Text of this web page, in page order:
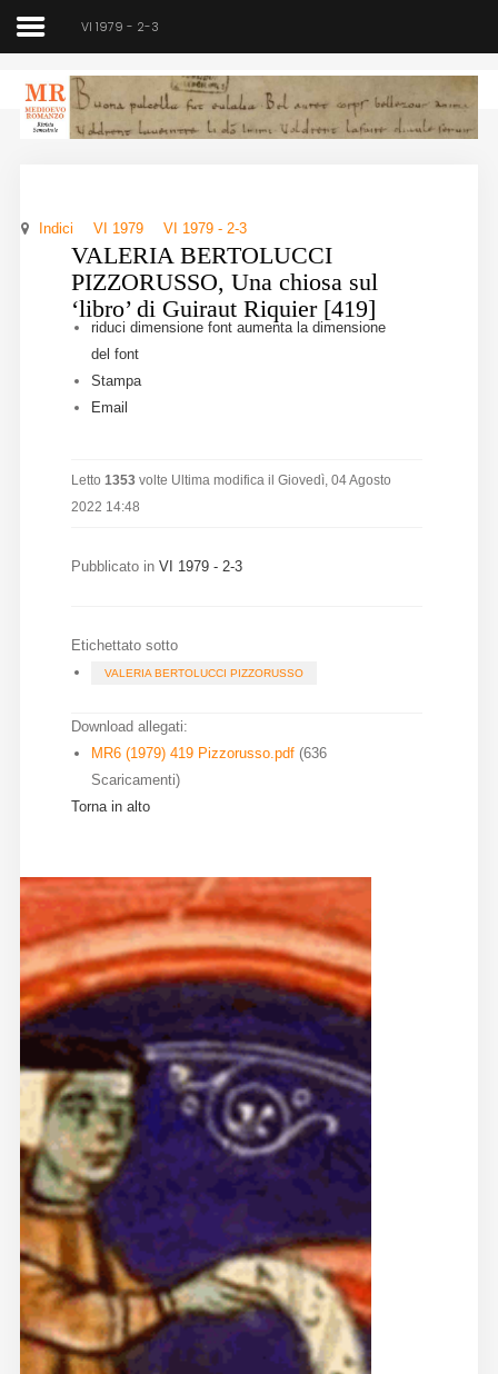
Medioevo Romanzo
Home
Chi siamo
Direzione
Indici
Norme
direzione@medioevoromanzo.it
VI 1979 - 2-3
Indici VI 1979 VI 1979 - 2-3
VALERIA BERTOLUCCI
PIZZORUSSO, Una chiosa sul
‘libro’ di Guiraut Riquier [419]
riduci dimensione font aumenta la dimensione
del font
Stampa
Email
Letto 1353volte Ultima modifica il Giovedì, 04 Agosto
2022 14:48
Pubblicato in VI 1979 - 2-3
Etichettato sotto
VALERIA BERTOLUCCI PIZZORUSSO
Download allegati:
MR6 (1979) 419 Pizzorusso.pdf (636
Scaricamenti)
Torna in alto